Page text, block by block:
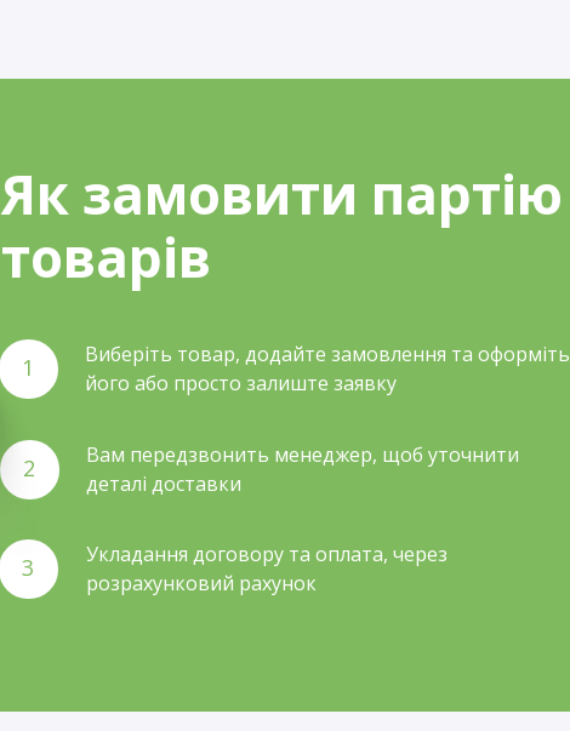
Як замовити партію
товарів
Виберіть товар, додайте замовлення та оформіть
його або просто залиште заявку
1
Вам передзвонить менеджер, щоб уточнити
деталі доставки
2
Укладання договору та оплата, через
розрахунковий рахунок
3